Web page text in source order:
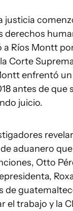
justicia
derechos
Ríos Montt
Corte
enfrentó
antes de que
juicio.
aduanero
Otto
de
el trabajo y la